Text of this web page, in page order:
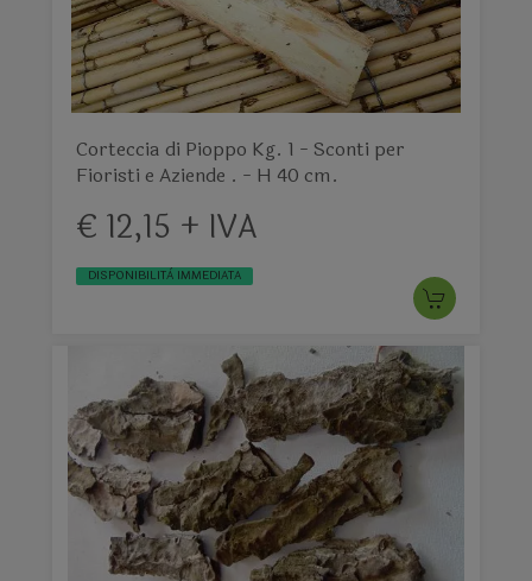
Corteccia di Pioppo Kg. 1 - Sconti per
Fioristi e Aziende . - H 40 cm.
€ 12,15 + IVA
DISPONIBILITÀ IMMEDIATA